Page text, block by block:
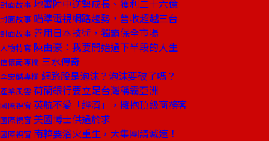
封面故事 地雷陣中逆勢成長、獲利二十六億
封面故事 瞄準電視網路趨勢，營收超越三台
封面故事 善用日本技術，獨霸保全市場
人物特寫 陳由豪：我要開始過下半段的人生
信懷南專欄 三水傳奇
李宏麟專欄 網路股是泡沫？泡沫要破了嗎？
產業風雲 荷蘭銀行要立足台灣稱霸亞洲
國際視窗 英航不愛「經濟」，擁抱頂級商務客
國際視窗 美國博士供過於求
國際視窗 南韓要浴火重生，大集團請減速！